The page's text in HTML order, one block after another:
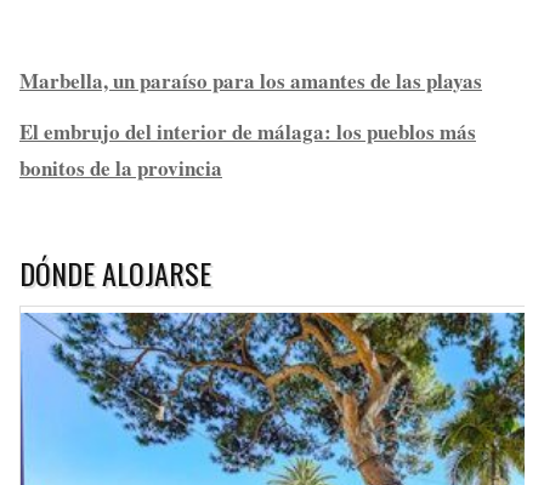
Marbella, un paraíso para los amantes de las playas
El embrujo del interior de málaga: los pueblos más
bonitos de la provincia
DÓNDE ALOJARSE